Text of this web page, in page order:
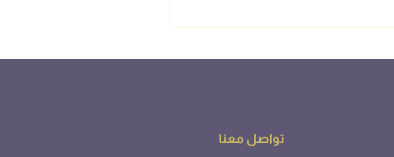
تواصل معنا